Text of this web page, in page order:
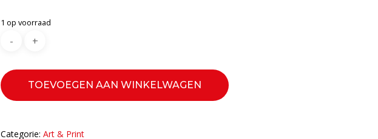
1 op voorraad
TOEVOEGEN AAN WINKELWAGEN
Categorie: Art & Print